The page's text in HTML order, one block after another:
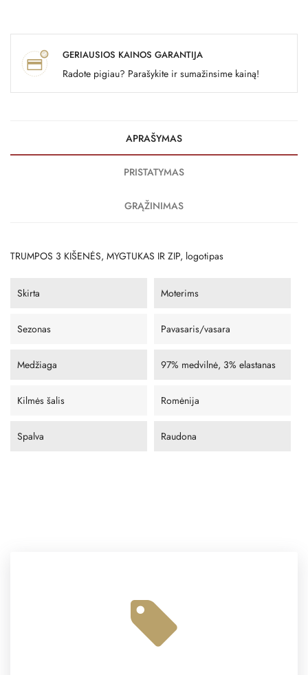
GERIAUSIOS KAINOS GARANTIJA
Radote pigiau? Parašykite ir sumažinsime kainą!
APRAŠYMAS
PRISTATYMAS
GRĄŽINIMAS
TRUMPOS 3 KIŠENĖS, MYGTUKAS IR ZIP, logotipas
Skirta Moterims
Sezonas Pavasaris/vasara
Medžiaga 97% medvilnė, 3% elastanas
Kilmės šalis Romėnija
Spalva Raudona